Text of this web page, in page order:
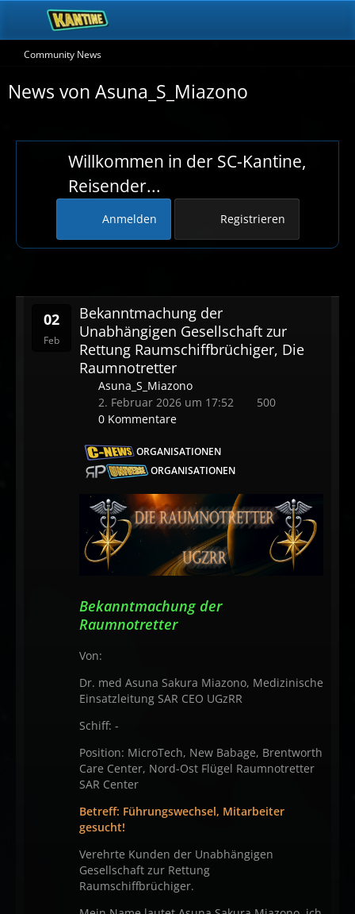
Community News
News von Asuna_S_Miazono
Willkommen in der SC-Kantine,
Reisender...
Anmelden Registrieren
02
Feb
Bekanntmachung der
Unabhängigen Gesellschaft zur
Rettung Raumschiffbrüchiger, Die
Raumnotretter
Asuna_S_Miazono
2. Februar 2026 um 17:52
500
0 Kommentare
ORGANISATIONEN
ORGANISATIONEN
Bekanntmachung der
Raumnotretter
Von:
Dr. med Asuna Sakura Miazono, Medizinische
Einsatzleitung SAR CEO UGzRR
Schiff: -
Position: MicroTech, New Babage, Brentworth
Care Center, Nord-Ost Flügel Raumnotretter
SAR Center
Betreff: Führungswechsel, Mitarbeiter
gesucht!
Verehrte Kunden der Unabhängigen
Gesellschaft zur Rettung
Raumschiffbrüchiger.